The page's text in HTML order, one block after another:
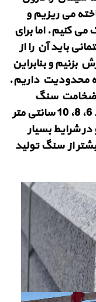
می ریزیم و
کنیم. اما برای
باید آن را از
و بنابراین
محدودیت داریم.
ضخامت سنگ
جدول را سه عدد 6، 8، 10 سانتی متر
شرایط بسیار
از سنگ تولید